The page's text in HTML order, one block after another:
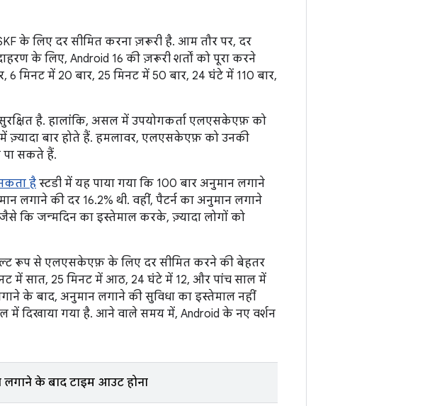
के लिए दर सीमित करना ज़रूरी है. आम तौर पर, दर
के लिए, Android 16 की ज़रूरी शर्तों को पूरा करने
6 मिनट में 20 बार, 25 मिनट में 50 बार, 24 घंटे में 110 बार,
है. हालांकि, असल में उपयोगकर्ता एलएसकेएफ़ को
बार होते हैं. हमलावर, एलएसकेएफ़ को उनकी
सकते हैं.
हैस्टडी में यह पाया गया कि 100 बार अनुमान लगाने
लगाने की दर 16.2% थी. वहीं, पैटर्न का अनुमान लगाने
जैसे कि जन्मदिन का इस्तेमाल करके, ज़्यादा लोगों को
रूप से एलएसकेएफ़ के लिए दर सीमित करने की बेहतर
में सात, 25 मिनट में आठ, 24 घंटे में 12, और पांच साल में
के बाद, अनुमान लगाने की सुविधा का इस्तेमाल नहीं
में दिखाया गया है. आने वाले समय में, Android के नए वर्शन
के बाद टाइम आउट होना